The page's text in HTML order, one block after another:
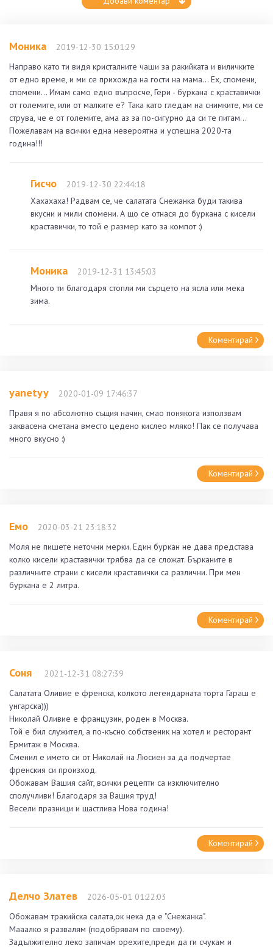
Моника
2019-12-30 15:01:29
Направо като ти видя кристалните чаши за ракийката и виличките
от едно време, и ми се прихожда на гости на мама... Ех, спомени,
спомени... Имам само едно въпросче, Гери - буркана с краставички
от големите, или от малките е? Така като гледам на снимките, ми се
струва, че е от големите, ама аз за по-сигурно да си те питам...
Пожелавам на всички една невероятна и успешна 2020-та
година!!!
Гисчо
2019-12-30 22:44:18
Хахахаха! Радвам се, че салатата Снежанка буди такива
вкусни и мили спомени. А що се отнася до буркана с кисели
краставички, то той е размер като за компот :)
Моника
2019-12-31 13:45:03
Много ти благодаря стопли ми сърцето на ясла или мека
зима.
Коментирай
yanetyy
2020-01-09 17:46:37
Правя я по абсолютно същия начин, смао понякога използвам
заквасена сметана вместо цедено кислео мляко! Пак се получава
много вкусно :)
Коментирай
Емо
2020-03-21 23:18:32
Моля не пишете неточни мерки. Един буркан не дава представа
колко кисели краставички трябва да се сложат. Бърканите в
различните страни с кисели краставички са различни. При мен
буркана е 2 литра.
Коментирай
Соня
2021-12-31 08:27:39
Салатата Оливие е френска, колкото легендарната торта Гараш е
унгарска)))
Николай Оливие е французин, роден в Москва.
Той е бил служител, а по-късно собственик на хотел и ресторант
Ермитаж в Москва.
Сменил е името си от Николай на Люсиен за да подчертае
френския си произход.
Обожавам Вашия сайт, всички рецепти са изключително
сполучливи! Благодаря за Вашия труд!
Весели празници и щастлива Нова година!
Коментирай
Делчо Златев
2026-05-01 01:22:03
Обожавам тракийска салата,ок нека да е "Снежанка".
Мааалко я развалям (подобрявам по своему).
Задължително леко запичам орехите,преди да ги счукам и